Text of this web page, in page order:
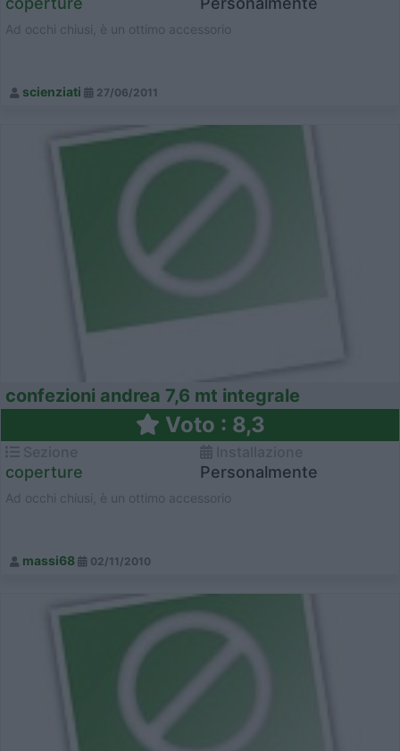
Ad occhi chiusi, è un ottimo accessorio
scienziati 27/06/2011
confezioni andrea 7,6 mt integrale
Voto : 8,3
coperture Personalmente
Ad occhi chiusi, è un ottimo accessorio
massi68 02/11/2010